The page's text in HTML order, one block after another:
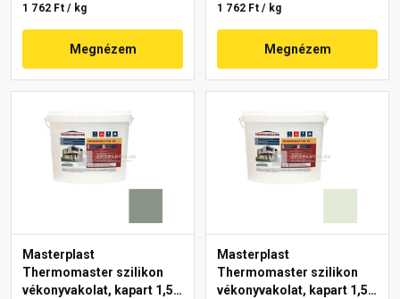
1 762 Ft / kg
Megnézem
1 762 Ft / kg
Megnézem
Masterplast
Thermomaster szilikon
vékonyvakolat, kapart 1,5
Masterplast
Thermomaster szilikon
vékonyvakolat, kapart 1,5